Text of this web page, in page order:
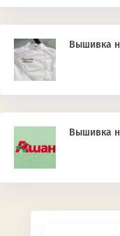
Вышивка
Вышивка